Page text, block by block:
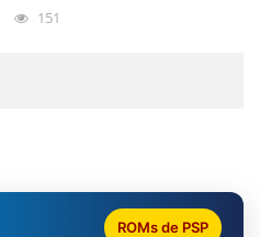
151
ROMs de PSP